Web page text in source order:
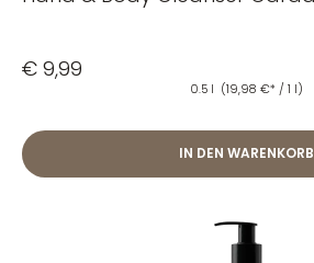
€ 9,99
0.5 l (19,98 €* / 1 l)
IN DEN WARENKORB